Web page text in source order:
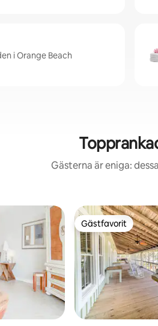
i Orange Beach
Gästerna är eniga:
Gästfavorit
Gästfavorit